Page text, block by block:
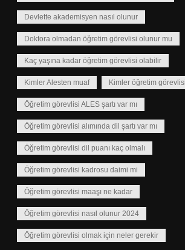
Devlette akademisyen nasıl olunur
Doktora olmadan öğretim görevlisi olunur mu
Kaç yaşına kadar öğretim görevlisi olabilir
Kimler Alesten muaf Kimler öğretim
Öğretim görevlisi ALES şartı var mı
Öğretim görevlisi alımında dil şartı var mı
Öğretim görevlisi dil puanı kaç olmalı
Öğretim görevlisi kadrosu daimi mi
Öğretim görevlisi maaşı ne kadar
Öğretim görevlisi nasıl olunur 2024
Öğretim görevlisi olmak için neler gerekir